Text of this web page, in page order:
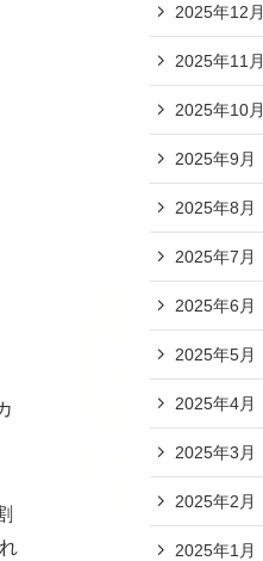
2025年12月
2025年11月
2025年10月
2025年9月
2025年8月
2025年7月
2025年6月
2025年5月
2025年4月
2025年3月
2025年2月
2025年1月